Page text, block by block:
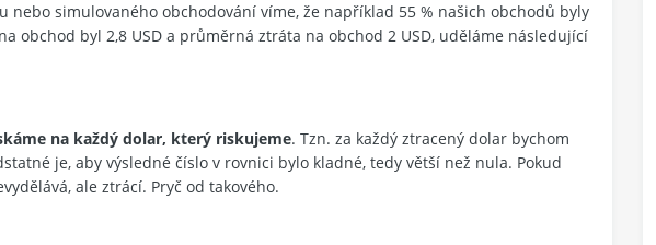
nebo simulovaného obchodování víme, že například 55 % našich obchodů byly
obchod byl 2,8 USD a průměrná ztráta na obchod 2 USD, uděláme následující
na každý dolar, který riskujeme. Tzn. za každý ztracený dolar bychom
je, aby výsledné číslo v rovnici bylo kladné, tedy větší než nula. Pokud
ale ztrácí. Pryč od takového.